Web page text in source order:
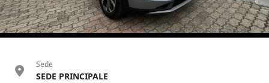
Sede
SEDE PRINCIPALE